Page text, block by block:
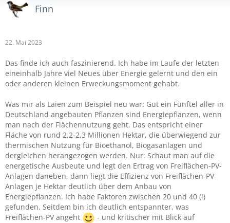
Finn
22. Mai 2023
Das finde ich auch faszinierend. Ich habe im Laufe der letzten
eineinhalb Jahre viel Neues über Energie gelernt und den ein
oder anderen kleinen Erweckungsmoment gehabt.
Was mir als Laien zum Beispiel neu war: Gut ein Fünftel aller in
Deutschland angebauten Pflanzen sind Energiepflanzen, wenn
man nach der Flächennutzung geht. Das entspricht einer
Fläche von rund 2,2-2,3 Millionen Hektar, die überwiegend zur
thermischen Nutzung für Bioethanol, Biogasanlagen und
dergleichen herangezogen werden. Nur: Schaut man auf die
energetische Ausbeute und legt den Ertrag von Freiflächen-PV-
Anlagen daneben, dann liegt die Effizienz von Freiflächen-PV-
Anlagen je Hektar deutlich über dem Anbau von
Energiepflanzen. Ich habe Faktoren zwischen 20 und 40 (!)
gefunden. Seitdem bin ich deutlich entspannter, was
Freiflächen-PV angeht
- und kritischer mit Blick auf